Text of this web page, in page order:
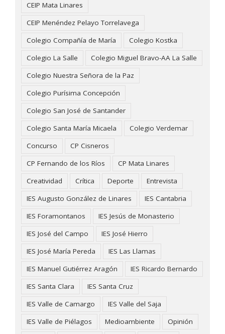
CEIP Mata Linares
CEIP Menéndez Pelayo Torrelavega
Colegio Compañía de María
Colegio Kostka
Colegio La Salle
Colegio Miguel Bravo-AA La Salle
Colegio Nuestra Señora de la Paz
Colegio Purísima Concepción
Colegio San José de Santander
Colegio Santa María Micaela
Colegio Verdemar
Concurso
CP Cisneros
CP Fernando de los Ríos
CP Mata Linares
Creatividad
Crítica Deporte
Entrevista
IES Augusto González de Linares
IES Cantabria
IES Foramontanos
IES Jesús de Monasterio
IES José del Campo
IES José Hierro
IES José María Pereda
IES Las Llamas
IES Manuel Gutiérrez Aragón
IES Ricardo Bernardo
IES Santa Clara
IES Santa Cruz
IES Valle de Camargo
IES Valle del Saja
IES Valle de Piélagos
Medioambiente
Opinión